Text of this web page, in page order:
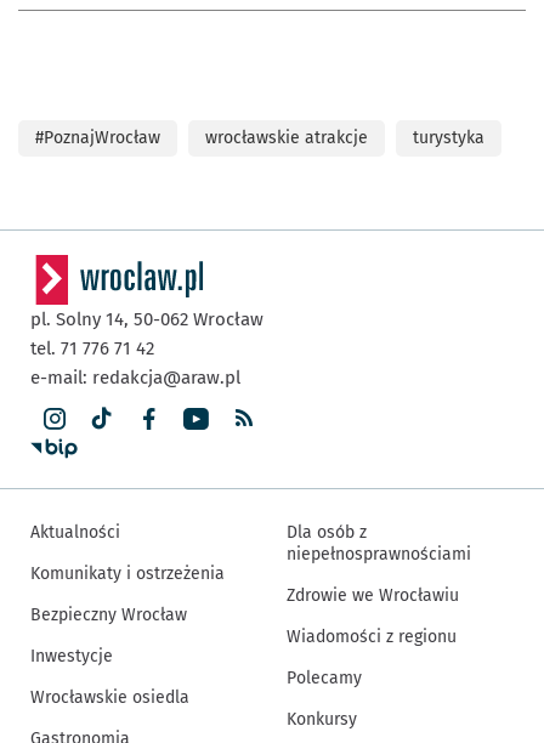
#PoznajWrocław wrocławskie atrakcje turystyka
pl. Solny 14, 50-062 Wrocław
tel. 71 776 71 42
e-mail: redakcja@araw.pl
Aktualności
Komunikaty i ostrzeżenia
Bezpieczny Wrocław
Inwestycje
Wrocławskie osiedla
Gastronomia
Dla osób z
niepełnosprawnościami
Zdrowie we Wrocławiu
Wiadomości z regionu
Polecamy
Konkursy